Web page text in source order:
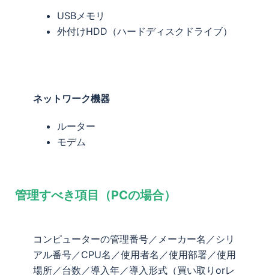
USBメモリ
外付けHDD（ハードディスクドライブ）
ネットワーク機器
ルーター
モデム
管理すべき項目（PCの場合）
コンピューターの管理番号／メーカー名／シリ
アル番号／CPU名／使用者名／使用部署／使用
場所／台数／導入年／導入形式（買い取りorレ